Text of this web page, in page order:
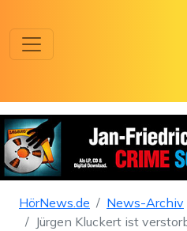
HörNews.de
News-Archiv
Jürgen Kluckert ist